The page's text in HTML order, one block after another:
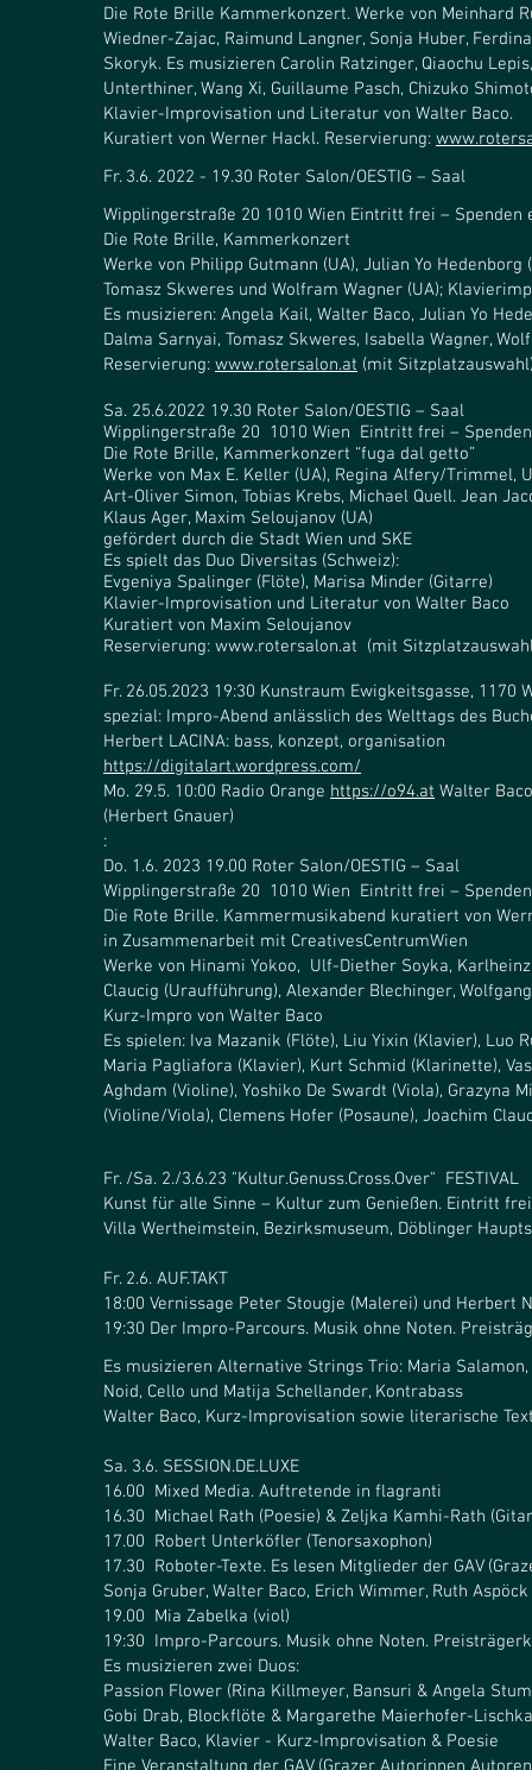
Die Rote Brille Kammerkonzert. Werke von Meinhard
Wiedner-Zajac, Raimund Langner, Sonja Huber,
Skoryk. Es musizieren Carolin Ratzinger, Qiaochu
Unterthiner, Wang Xi, Guillaume Pasch, Chizuko
Klavier-Improvisation und Literatur von Walter Baco.
Kuratiert von Werner Hackl. Reservierung:
Fr. 3.6. 2022 - 19.30 Roter Salon/OESTIG – Saal
Wipplingerstraße 20 1010 Wien Eintritt frei – Spenden
Die Rote Brille, Kammerkonzert
Werke von Philipp Gutmann (UA), Julian Yo Hedenborg
Tomasz Skweres und Wolfram Wagner (UA);
Es musizieren: Angela Kail, Walter Baco, Julian Yo
Dalma Sarnyai, Tomasz Skweres, Isabella Wagner,
Reservierung: www.rotersalon.at (mit
Sa. 25.6.2022 19.30 Roter Salon/OESTIG – Saal
Wipplingerstraße 20 1010 Wien Eintritt frei –
Die Rote Brille, Kammerkonzert “fuga dal getto”
Werke von Max E. Keller (UA), Regina Alfery/Trimmel,
Art-Oliver Simon, Tobias Krebs, Michael Quell. Jean
Klaus Ager, Maxim Seloujanov (UA)
gefördert durch die Stadt Wien und SKE
Es spielt das Duo Diversitas (Schweiz):
Evgeniya Spalinger (Flöte), Marisa Minder (Gitarre)
Klavier-Improvisation und Literatur von Walter Baco
Kuratiert von Maxim Seloujanov
Reservierung: www.rotersalon.at (mit
Fr. 26.05.2023 19:30 Kunstraum Ewigkeitsgasse, 1170
spezial: Impro-Abend anlässlich des Welttags des
Herbert LACINA: bass, konzept, organisation
https://digitalart.wordpress.com/
Mo. 29.5. 10:00 Radio Orange https://o94.at Walter
(Herbert Gnauer)
:
Do. 1.6. 2023 19.00 Roter Salon/OESTIG – Saal
Wipplingerstraße 20 1010 Wien Eintritt frei –
Die Rote Brille. Kammermusikabend kuratiert von
in Zusammenarbeit mit CreativesCentrumWien
Werke von Hinami Yokoo, Ulf-Diether Soyka,
Claucig (Uraufführung), Alexander Blechinger,
Kurz-Impro von Walter Baco
Es spielen: Iva Mazanik (Flöte), Liu Yixin (Klavier), Luo
Maria Pagliafora (Klavier), Kurt Schmid (Klarinette),
Aghdam (Violine), Yoshiko De Swardt (Viola), Grazyna
(Violine/Viola), Clemens Hofer (Posaune), Joachim
Fr. /Sa. 2./3.6.23 "Kultur.Genuss.Cross.Over" FESTIVAL
Kunst für alle Sinne – Kultur zum Genießen. Eintritt
Villa Wertheimstein, Bezirksmuseum, Döblinger
Fr. 2.6. AUF.TAKT
18:00 Vernissage Peter Stougje (Malerei) und Herbert
19:30 Der Impro-Parcours. Musik ohne Noten.
Es musizieren Alternative Strings Trio: Maria
Noid, Cello und Matija Schellander, Kontrabass
Walter Baco, Kurz-Improvisation sowie literarische
Sa. 3.6. SESSION.DE.LUXE
16.00 Mixed Media. Auftretende in flagranti
16.30 Michael Rath (Poesie) & Zeljka Kamhi-Rath
17.00 Robert Unterköfler (Tenorsaxophon)
17.30 Roboter-Texte. Es lesen Mitglieder der GAV
Sonja Gruber, Walter Baco, Erich Wimmer, Ruth
19.00 Mia Zabelka (viol)
19:30 Impro-Parcours. Musik ohne Noten.
Es musizieren zwei Duos:
Passion Flower (Rina Killmeyer, Bansuri & Angela
Gobi Drab, Blockflöte & Margarethe Maierhofer-
Walter Baco, Klavier - Kurz-Improvisation & Poesie